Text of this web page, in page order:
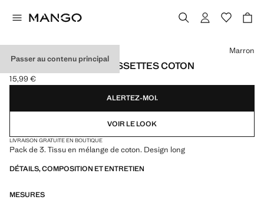
Passer au contenu principal
LOT 3 PAIRES DE CHAUSSETTES COTON
Prix actuel [15,99 € ]
15,99 €
Choisissez une couleur
Marron
ALERTEZ-MOI.
VOIR LE LOOK
LIVRAISON GRATUITE EN BOUTIQUE
Pack de 3. Tissu en mélange de coton. Design long
DÉTAILS, COMPOSITION ET ENTRETIEN
MESURES